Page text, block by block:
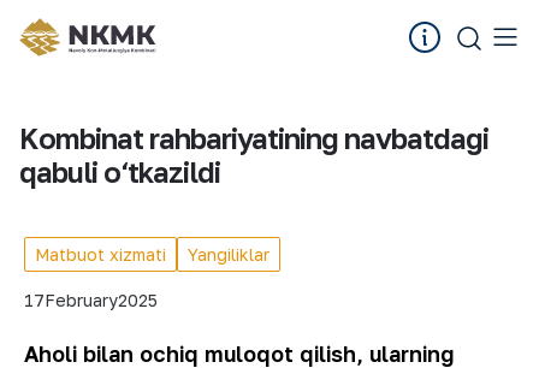
Kombinat rahbariyatining navbatdagi
qabuli o‘tkazildi
Matbuot xizmati Yangiliklar
17February2025
Aholi bilan ochiq muloqot qilish, ularning